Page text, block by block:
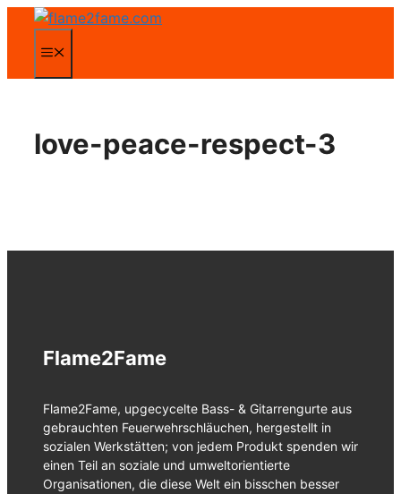
Zum
springenMenü
love-peace-respect-3
Flame2Fame
Flame2Fame, upgecycelte Bass- & Gitarrengurte aus
gebrauchten Feuerwehrschläuchen, hergestellt in
sozialen Werkstätten; von jedem Produkt spenden wir
einen Teil an soziale und umweltorientierte
Organisationen, die diese Welt ein bisschen besser